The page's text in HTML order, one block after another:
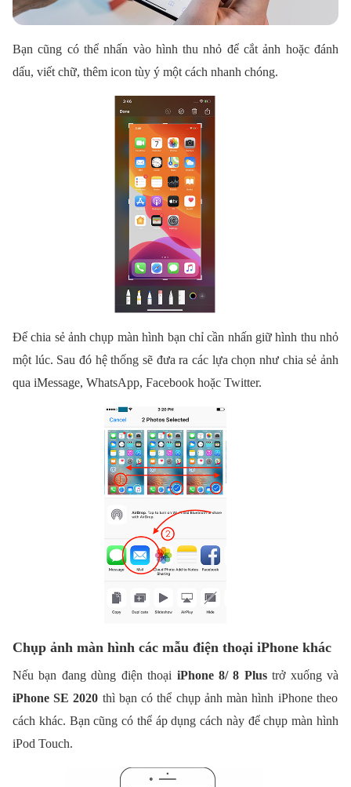
Bạn cũng có thể nhấn vào hình thu nhỏ để cắt ảnh hoặc đánh
dấu, viết chữ, thêm icon tùy ý một cách nhanh chóng.
Để chia sẻ ảnh chụp màn hình bạn chỉ cần nhấn giữ hình thu nhỏ
một lúc. Sau đó hệ thống sẽ đưa ra các lựa chọn như chia sẻ ảnh
qua iMessage, WhatsApp, Facebook hoặc Twitter.
Chụp ảnh màn hình các mẫu điện thoại iPhone khác
Nếu bạn đang dùng điện thoại iPhone 8/ 8 Plustrở xuống và
iPhone SE 2020 thì bạn có thể chụp ảnh màn hình iPhone theo
cách khác. Bạn cũng có thể áp dụng cách này để chụp màn hình
iPod Touch.